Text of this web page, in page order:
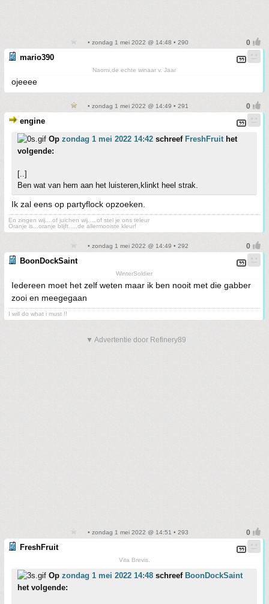
• zondag 1 mei 2022 @ 14:48 • 290
mario390
Naomi,de echte winaar v. Jaar
ojeeee
• zondag 1 mei 2022 @ 14:49 • 291
engine
Op zondag 1 mei 2022 14:42 schreef FreshFruithet
volgende:
[..]
Ben wat van hem aan het luisteren,klinkt heel strak.
Ik zal eens op partyflock opzoeken.
En zingen wij....of juichen wij.....of stel je ons teleur
Oranje is...oranje blijft.....de allermooiste kleur!
• zondag 1 mei 2022 @ 14:49 • 292
BoonDockSaint
WinterSoldier
Iedereen moet het zelf weten maar ik ben nooit met die gabber
zooi en meegegaan
I will do what i must !!
▼ Advertentie door Refinery89
• zondag 1 mei 2022 @ 14:51 • 293
FreshFruit
Vita Brevis.
Op zondag 1 mei 2022 14:48 schreef BoonDockSaint
het volgende: